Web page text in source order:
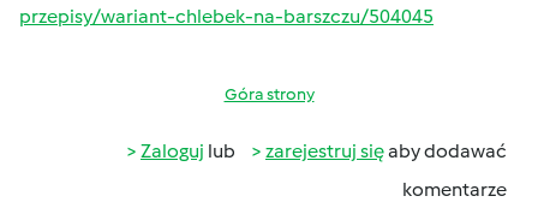
przepisy/wariant-chlebek-na-barszczu/504045
Góra strony
Zaloguj lub zarejestruj sięaby dodawać
komentarze